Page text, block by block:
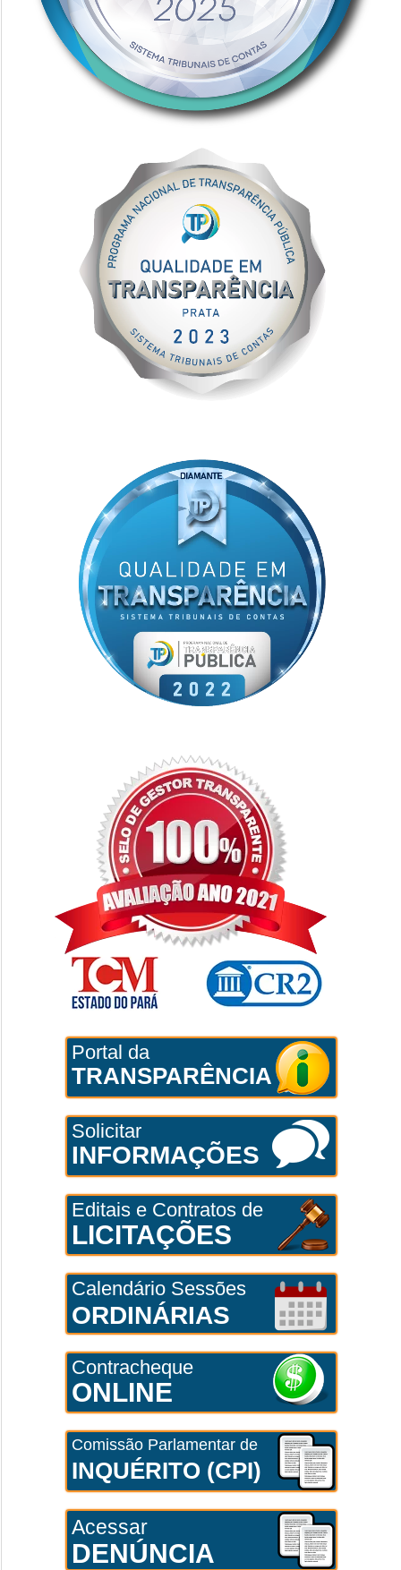
Portal da
TRANSPARÊNCIA
Solicitar
INFORMAÇÕES
Editais e Contratos de
LICITAÇÕES
Calendário Sessões
ORDINÁRIAS
Contracheque
ONLINE
Comissão Parlamentar de
INQUÉRITO (CPI)
Acessar
DENÚNCIA